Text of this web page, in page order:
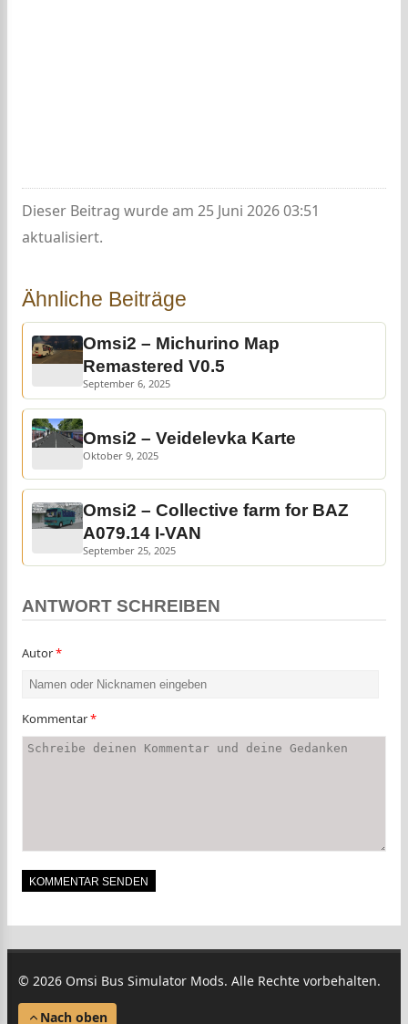
Dieser Beitrag wurde am 25 Juni 2026 03:51
aktualisiert.
Ähnliche Beiträge
Omsi2 – Michurino Map
Remastered V0.5
September 6, 2025
Omsi2 – Veidelevka Karte
Oktober 9, 2025
Omsi2 – Collective farm for BAZ
A079.14 I-VAN
September 25, 2025
ANTWORT SCHREIBEN
Autor*
Kommentar*
© 2026 Omsi Bus Simulator Mods. Alle Rechte vorbehalten.
Nach oben